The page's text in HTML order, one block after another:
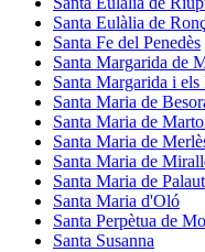
Santa Eulàlia de
Santa Fe del Penedès
Santa Margarida de
Santa Margarida i
Santa Maria de
Santa Maria de
Santa Maria de
Santa Maria de
Santa Maria de
Santa Maria d'Oló
Santa Perpètua de
Santa Susanna